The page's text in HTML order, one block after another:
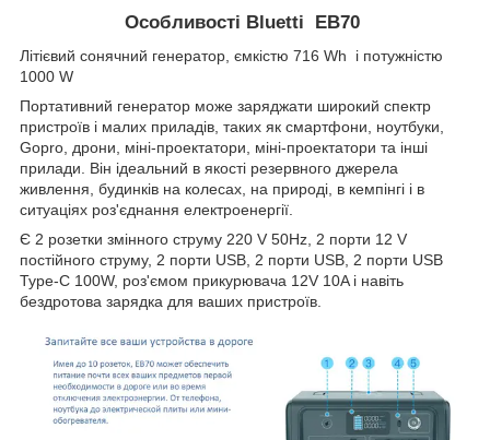
Особливості Bluetti EB70
Літієвий сонячний генератор, ємкістю 716 Wh і потужністю
1000 W
Портативний генератор може заряджати широкий спектр
пристроїв і малих приладів, таких як смартфони, ноутбуки,
Gopro, дрони, міні-проектатори, міні-проектатори та інші
прилади. Він ідеальний в якості резервного джерела
живлення, будинків на колесах, на природі, в кемпінгі і в
ситуаціях роз'єднання електроенергії.
Є 2 розетки змінного струму 220 V 50Hz, 2 порти 12 V
постійного струму, 2 порти USB, 2 порти USB, 2 порти USB
Type-C 100W, роз'ємом прикурювача 12V 10A і навіть
бездротова зарядка для ваших пристроїв.